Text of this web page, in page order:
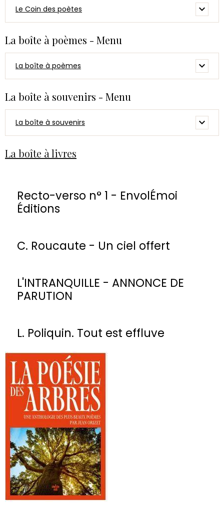
Le Coin des poètes
La boîte à poèmes - Menu
La boîte à poèmes
La boîte à souvenirs - Menu
La boîte à souvenirs
La boîte à livres
Recto-verso n° 1 - EnvolÉmoi
Éditions
C. Roucaute - Un ciel offert
L'INTRANQUILLE - ANNONCE DE
PARUTION
L. Poliquin. Tout est effluve